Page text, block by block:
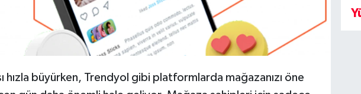
hızla büyürken, Trendyol gibi platformlarda mağazanızı öne